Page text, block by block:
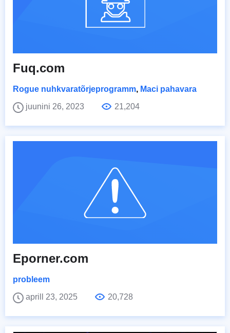
Fuq.com
Rogue nuhkvaratõrjeprogramm, Maci pahavara
juunini 26, 2023
21,204
Eporner.com
probleem
aprill 23, 2025
20,728